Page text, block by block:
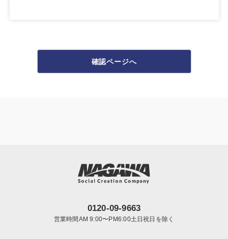
確認ページへ
0120-09-9663
営業時間AM 9:00〜PM6:00土日祝日を除く